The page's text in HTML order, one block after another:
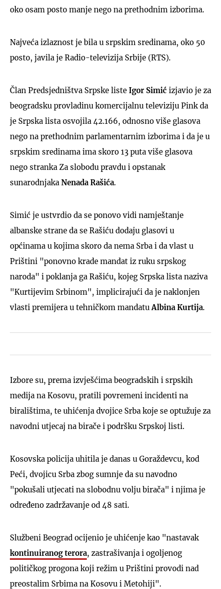
oko osam posto manje nego na prethodnim izborima.
Najveća izlaznost je bila u srpskim sredinama, oko 50
posto, javila je Radio-televizija Srbije (RTS).
Član Predsjedništva Srpske liste Igor Simić izjavio je za
beogradsku provladinu komercijalnu televiziju Pink da
je Srpska lista osvojila 42.166, odnosno više glasova
nego na prethodnim parlamentarnim izborima i da je u
srpskim sredinama ima skoro 13 puta više glasova
nego stranka Za slobodu pravdu i opstanak
sunarodnjaka Nenada Rašića.
Simić je ustvrdio da se ponovo vidi namještanje
albanske strane da se Rašiću dodaju glasovi u
općinama u kojima skoro da nema Srba i da vlast u
Prištini "ponovno krade mandat iz ruku srpskog
naroda" i poklanja ga Rašiću, kojeg Srpska lista naziva
"Kurtijevim Srbinom", implicirajući da je naklonjen
vlasti premijera u tehničkom mandatu Albina Kurtija.
Izbore su, prema izvješćima beogradskih i srpskih
medija na Kosovu, pratili povremeni incidenti na
biralištima, te uhićenja dvojice Srba koje se optužuje za
navodni utjecaj na birače i podršku Srpskoj listi.
Kosovska policija uhitila je danas u Goraždevcu, kod
Peći, dvojicu Srba zbog sumnje da su navodno
"pokušali utjecati na slobodnu volju birača" i njima je
određeno zadržavanje od 48 sati.
Službeni Beograd ocijenio je uhićenje kao "nastavak
kontinuiranog terora, zastrašivanja i ogoljenog
političkog progona koji režim u Prištini provodi nad
preostalim Srbima na Kosovu i Metohiji".